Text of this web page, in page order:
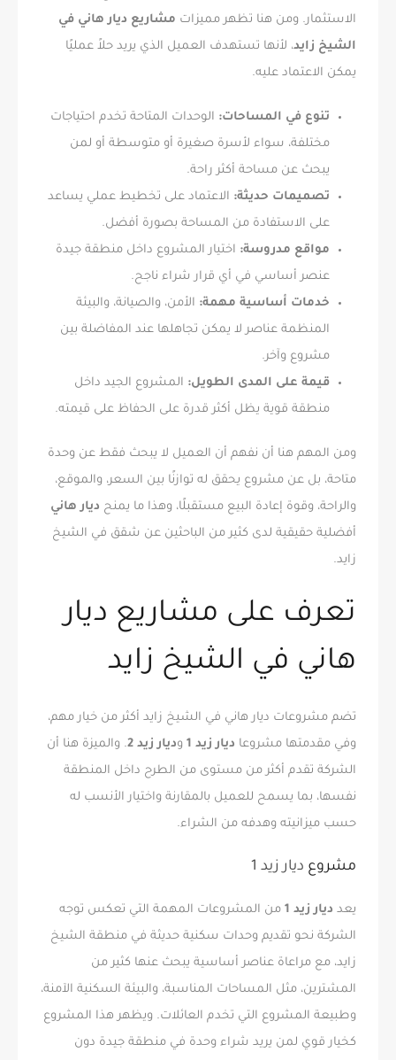
الاستثمار. ومن هنا تظهر مميزات مشاريع ديار هاني في
الشيخ زايد، لأنها تستهدف العميل الذي يريد حلاً عمليًا
يمكن الاعتماد عليه.
تنوع في المساحات: الوحدات المتاحة تخدم احتياجات
مختلفة، سواء لأسرة صغيرة أو متوسطة أو لمن
يبحث عن مساحة أكثر راحة.
تصميمات حديثة: الاعتماد على تخطيط عملي يساعد
على الاستفادة من المساحة بصورة أفضل.
مواقع مدروسة: اختيار المشروع داخل منطقة جيدة
عنصر أساسي في أي قرار شراء ناجح.
خدمات أساسية مهمة: الأمن، والصيانة، والبيئة
المنظمة عناصر لا يمكن تجاهلها عند المفاضلة بين
مشروع وآخر.
قيمة على المدى الطويل: المشروع الجيد داخل
منطقة قوية يظل أكثر قدرة على الحفاظ على قيمته.
ومن المهم هنا أن نفهم أن العميل لا يبحث فقط عن وحدة
متاحة، بل عن مشروع يحقق له توازنًا بين السعر، والموقع،
والراحة، وقوة إعادة البيع مستقبلًا، وهذا ما يمنح ديار هاني
أفضلية حقيقية لدى كثير من الباحثين عن شقق في الشيخ
زايد.
تعرف على مشاريع ديار
هاني في الشيخ زايد
تضم مشروعات ديار هاني في الشيخ زايد أكثر من خيار مهم،
وفي مقدمتها مشروعا ديار زيد 1 وديار زيد 2
. والميزة هنا أن
الشركة تقدم أكثر من مستوى من الطرح داخل المنطقة
نفسها، بما يسمح للعميل بالمقارنة واختيار الأنسب له
حسب ميزانيته وهدفه من الشراء.
مشروع ديار زيد 1
يعد ديار زيد 1
من المشروعات المهمة التي تعكس توجه
الشركة نحو تقديم وحدات سكنية حديثة في منطقة الشيخ
زايد، مع مراعاة عناصر أساسية يبحث عنها كثير من
المشترين، مثل المساحات المناسبة، والبيئة السكنية الآمنة،
وطبيعة المشروع التي تخدم العائلات. ويظهر هذا المشروع
كخيار قوي لمن يريد شراء وحدة في منطقة جيدة دون